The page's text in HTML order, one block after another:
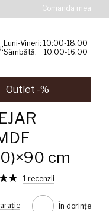
Comanda mea
Luni-Vineri: 10:00-18:00
Sâmbătă: 10:00-16:00
Outlet -%
cm
1 recenzii
În dorințe